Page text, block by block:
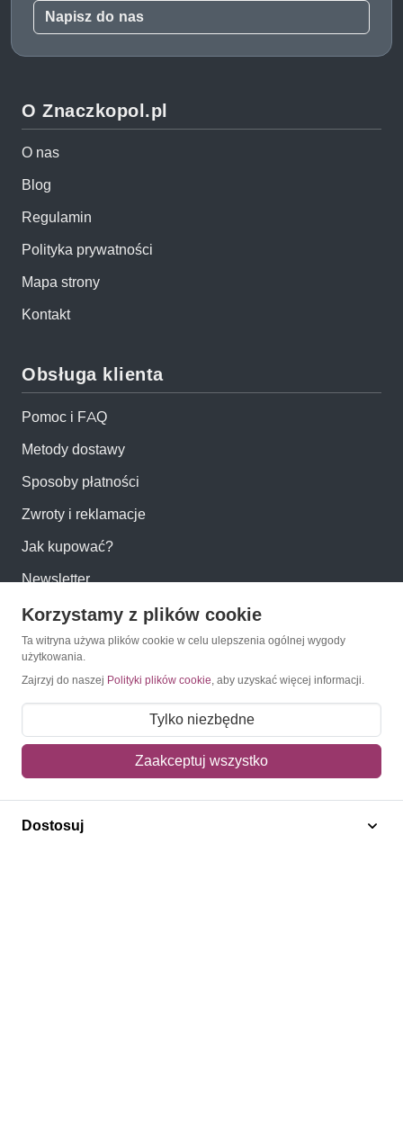
Napisz do nas
O Znaczkopol.pl
O nas
Blog
Regulamin
Polityka prywatności
Mapa strony
Kontakt
Obsługa klienta
Pomoc i FAQ
Metody dostawy
Sposoby płatności
Zwroty i reklamacje
Jak kupować?
Newsletter
Konto
Moje konto
Mój koszyk
Adres dostawy
Polecamy
Korzystamy z plików cookie
Ta witryna używa plików cookie w celu ulepszenia ogólnej wygody
użytkowania.
Zajrzyj do naszej Polityki plików cookie, aby uzyskać więcej informacji.
Tylko niezbędne
Zaakceptuj wszystko
Dostosuj